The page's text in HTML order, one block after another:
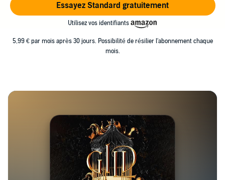
Essayez Standard gratuitement
Utilisez vos identifiants
5,99 € par mois après 30 jours. Possibilité de résilier l'abonnement chaque
mois.